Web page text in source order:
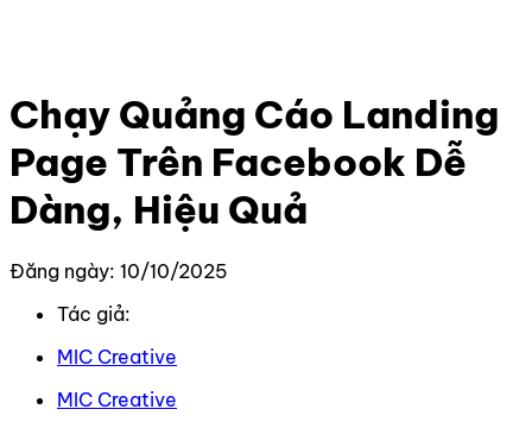
Chạy Quảng Cáo Landing
Page Trên Facebook Dễ
Dàng, Hiệu Quả
Đăng ngày: 10/10/2025
Tác giả:
MIC Creative
MIC Creative